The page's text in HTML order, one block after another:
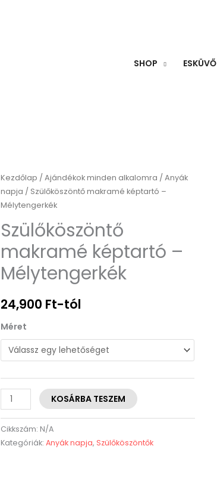
SHOP ESKÜVŐ
Kezdőlap /Ajándékok minden alkalomra /Anyák
napja / Szülőköszöntő makramé képtartó –
Mélytengerkék
Szülőköszöntő
makramé képtartó –
Mélytengerkék
24,900 Ft-tól
Méret
Szülőköszöntő
makramé
képtartó
-
Mélytengerkék
mennyiség
KOSÁRBA TESZEM
Cikkszám: N/A
Kategóriák:Anyák napja,Szülőköszöntők